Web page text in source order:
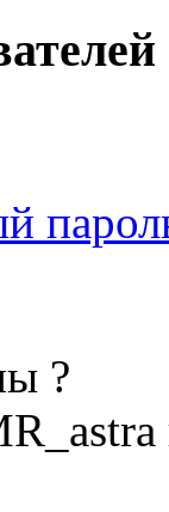
?